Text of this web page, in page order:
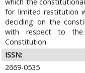
for limited restitution
deciding on the
with respect to
Constitution.
ISSN:
2669-0535